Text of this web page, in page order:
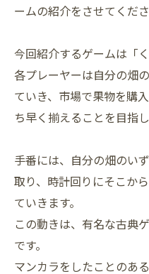
ームの紹介をさせてくださ
今回紹介するゲームは「
各プレーヤーは自分の畑
ていき、市場で果物を購
ち早く揃えることを目指し
手番には、自分の畑のい
取り、時計回りにそこか
ていきます。
この動きは、有名な古典
です。
マンカラをしたことのあ